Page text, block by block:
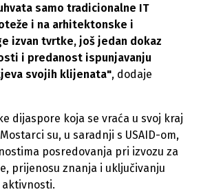
samo tradicionalne IT
i na arhitektonske i
izvan tvrtke, još jedan dokaz
i predanost ispunjavanju
svojih klijenata", dodaje
dijaspore koja se vraća u svoj kraj
su, u saradnji s USAID-om,
posredovanja pri izvozu za
prijenosu znanja i uključivanju
aktivnosti.